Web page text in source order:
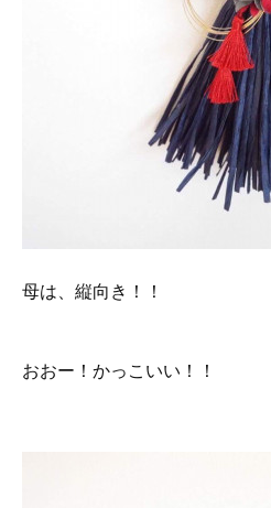
母は、縦向き！！
おおー！かっこいい！！